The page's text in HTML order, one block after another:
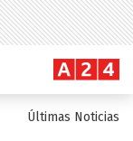
Últimas Noticias